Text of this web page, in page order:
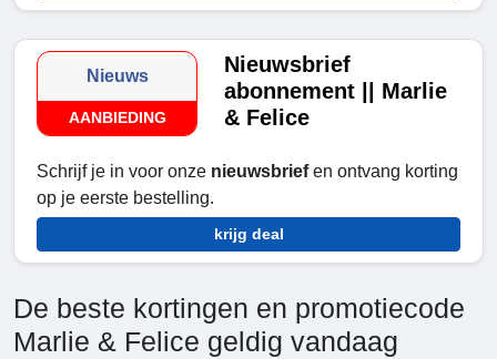
Nieuws
AANBIEDING
Nieuwsbrief
abonnement || Marlie
& Felice
Schrijf je in voor onze nieuwsbriefen ontvang korting
op je eerste bestelling.
krijg deal
De beste kortingen en promotiecode
Marlie & Felice geldig vandaag